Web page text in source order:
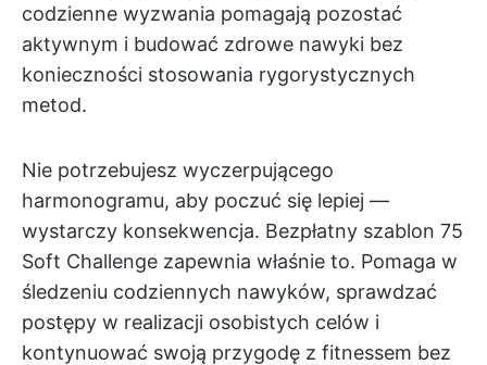
codzienne wyzwania pomagają pozostać
aktywnym i budować zdrowe nawyki bez
konieczności stosowania rygorystycznych
metod.
Nie potrzebujesz wyczerpującego
harmonogramu, aby poczuć się lepiej —
wystarczy konsekwencja. Bezpłatny szablon 75
Soft Challenge zapewnia właśnie to. Pomaga w
śledzeniu codziennych nawyków, sprawdzać
postępy w realizacji osobistych celów i
kontynuować swoją przygodę z fitnessem bez